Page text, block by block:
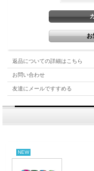
返品についての詳細はこちら
お問い合わせ
友達にメールですすめる
NEW